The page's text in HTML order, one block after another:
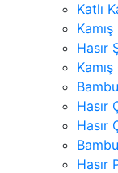
Katlı
Hasır
Hasır
Hasır
Hasır